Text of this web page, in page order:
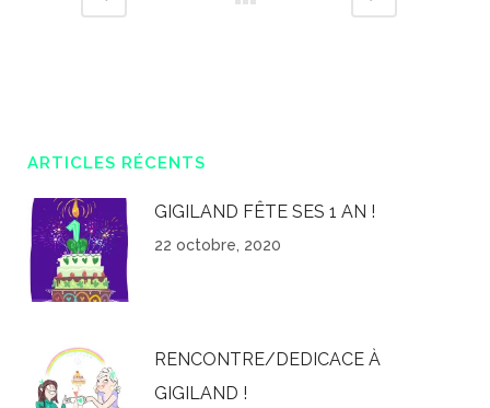
ARTICLES RÉCENTS
GIGILAND FÊTE SES 1 AN !
22 octobre, 2020
RENCONTRE/DEDICACE À
GIGILAND !